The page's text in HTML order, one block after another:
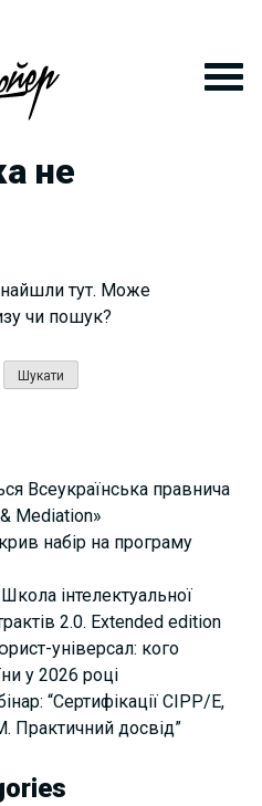
не
тут. Може
чи пошук?
Всеукраїнська правнича
Mediation»
набір на програму
інтелектуальної
2.0. Extended edition
універсал: кого
у 2026 році
“Сертифікації СІРР/Е,
Практичний досвід”